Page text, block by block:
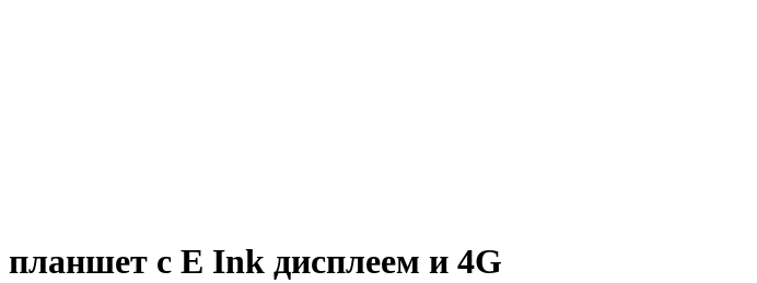
с E Ink дисплеем и 4G